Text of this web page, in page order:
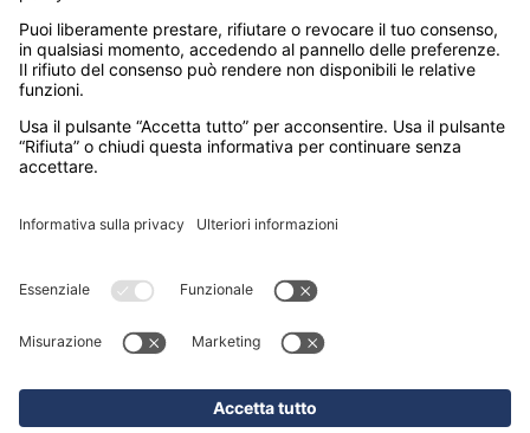
Madagascar Maldive Malesia e Singapore
Mauritius Messico Namibia Oman
Polinesia Francese
Sudafrica Tanzania Thailandia Vietnam
SEDI
(sede operativa)